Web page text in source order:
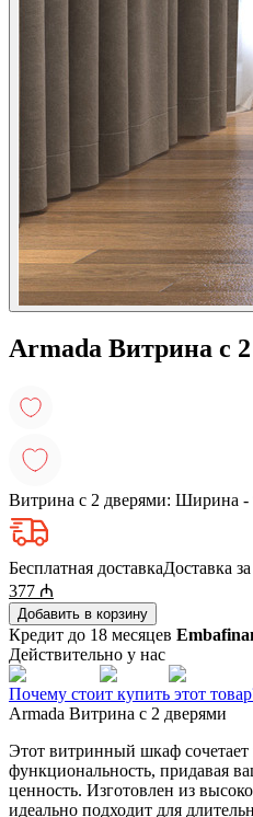
Armada Витрина с
Витрина с 2 дверями: Ширина
Бесплатная доставкаДоставка
377 ₼
Добавить в корзину
Кредит до 18 месяцев
Действительно у нас
Почему стоит купить этот
Armada Витрина с 2 дверями
Этот витринный шкаф сочетает
функциональность, придавая
ценность. Изготовлен из
идеально подходит для